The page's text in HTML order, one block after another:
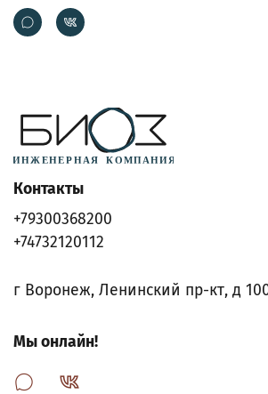
Контакты
+79300368200
+74732120112
г Воронеж, Ленинский пр-кт, д
Мы онлайн!